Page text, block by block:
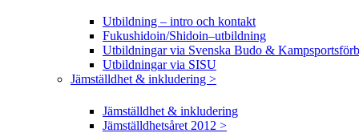
Utbildning – intro och kontakt
Fukushidoin/Shidoin–utbildning
Utbildningar via Svenska Budo &
Utbildningar via SISU
Jämställdhet & inkludering >
Jämställdhet & inkludering
Jämställdhetsåret 2012 >